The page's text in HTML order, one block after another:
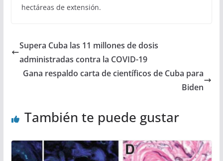
hectáreas de extensión.
Supera Cuba las 11 millones de dosis
administradas contra la COVID-19
Gana respaldo carta de científicos de Cuba para
Biden
También te puede gustar